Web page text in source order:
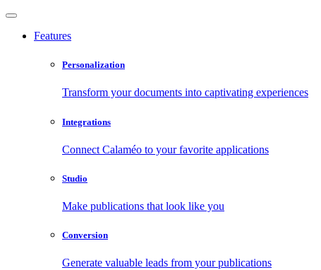
Features
Personalization
Transform your documents into captivating experiences
Integrations
Connect Calaméo to your favorite applications
Studio
Make publications that look like you
Conversion
Generate valuable leads from your publications